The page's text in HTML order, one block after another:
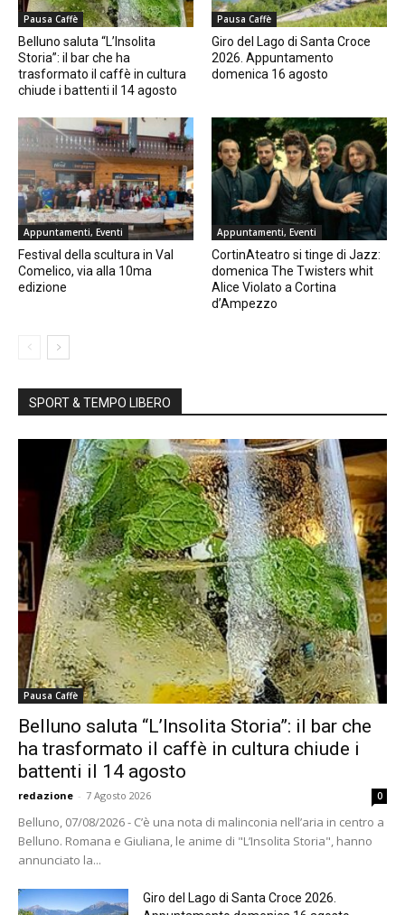
Pausa Caffè
Belluno saluta “L’Insolita
Storia”: il bar che ha
trasformato il caffè in cultura
chiude i battenti il 14 agosto
Pausa Caffè
Giro del Lago di Santa Croce
2026. Appuntamento
domenica 16 agosto
Appuntamenti, Eventi
Festival della scultura in Val
Comelico, via alla 10ma
edizione
Appuntamenti, Eventi
CortinAteatro si tinge di Jazz:
domenica The Twisters whit
Alice Violato a Cortina
d’Ampezzo
SPORT & TEMPO LIBERO
Pausa Caffè
Belluno saluta “L’Insolita Storia”: il bar che
ha trasformato il caffè in cultura chiude i
battenti il 14 agosto
redazione - 7 Agosto 2026 0
Belluno, 07/08/2026 - C’è una nota di malinconia nell’aria in centro a
Belluno. Romana e Giuliana, le anime di "L’Insolita Storia", hanno
annunciato la...
Giro del Lago di Santa Croce 2026.